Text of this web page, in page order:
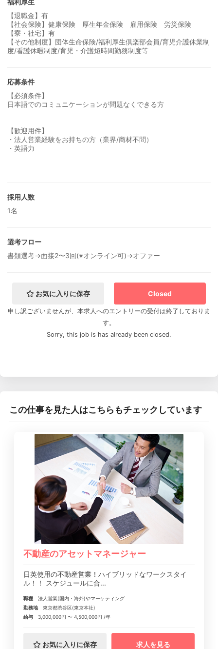
福利厚生
【退職金】有
【社会保険】健康保険 厚生年金保険 雇用保険 労災保険
【寮・社宅】有
【その他制度】団体生命保険/福利厚生倶楽部会員/育児介護休業制
度/看護休暇制度/育児・介護短時間勤務制度等
応募条件
【必須条件】
日本語でのコミュニケーションが問題なくできる方
【歓迎用件】
・法人営業経験をお持ちの方（業界/商材不問）
・英語力
採用人数
1名
選考フロー
書類選考→面接2〜3回(※オンライン可)→オファー
お気に入りに保存 Closed
申し訳ございませんが、本求人へのエントリーの受付は終了しておりま
す。
Sorry, this job is has already been closed.
この仕事を見た人はこちらもチェックしています
不動産のアセットマネージャー
日英使用の不動産営業！ハイブリッドなワークスタイ
ル！！ スケジュールに合...
職種
法人営業(国内・海外)やマーケティング
勤務地
東京都渋谷区(東京本社)
給与
3,000,000円 〜 4,500,000円 /年
お気に入りに保存 求人を見る